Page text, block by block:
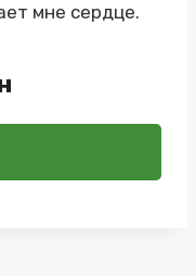
мне сердце.